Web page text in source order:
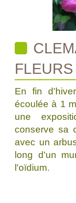
En fin
écoulée à 1
une
conserve sa
avec un
long d'un
l'oïdium.